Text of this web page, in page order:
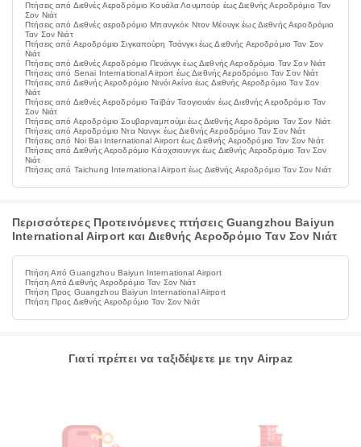
Πτήσεις από Διεθνές Αεροδρόμιο Κουάλα Λουμπούρ έως Διεθνής Αεροδρόμιο Ταν
Σον Νιάτ
Πτήσεις από Διεθνές αεροδρόμιο Μπανγκόκ Ντον Μέουγκ έως Διεθνής Αεροδρόμιο
Ταν Σον Νιάτ
Πτήσεις από Αεροδρόμιο Σιγκαπούρη Τσάνγκι έως Διεθνής Αεροδρόμιο Ταν Σον
Νιάτ
Πτήσεις από Διεθνές Αεροδρόμιο Πενάνγκ έως Διεθνής Αεροδρόμιο Ταν Σον Νιάτ
Πτήσεις από Senai International Airport έως Διεθνής Αεροδρόμιο Ταν Σον Νιάτ
Πτήσεις από Διεθνής Αεροδρόμιο Νινόι Ακίνο έως Διεθνής Αεροδρόμιο Ταν Σον
Νιάτ
Πτήσεις από Διεθνές Αεροδρόμιο Ταϊβάν Ταογιουάν έως Διεθνής Αεροδρόμιο Ταν
Σον Νιάτ
Πτήσεις από Αεροδρόμιο Σουβαρναμπούμι έως Διεθνής Αεροδρόμιο Ταν Σον Νιάτ
Πτήσεις από Αεροδρόμιο Ντα Νανγκ έως Διεθνής Αεροδρόμιο Ταν Σον Νιάτ
Πτήσεις από Noi Bai International Airport έως Διεθνής Αεροδρόμιο Ταν Σον Νιάτ
Πτήσεις από Διεθνής Αεροδρόμιο Κάοχσιουνγκ έως Διεθνής Αεροδρόμιο Ταν Σον
Νιάτ
Πτήσεις από Taichung International Airport έως Διεθνής Αεροδρόμιο Ταν Σον Νιάτ
Περισσότερες Προτεινόμενες πτήσεις Guangzhou Baiyun
International Airport και Διεθνής Αεροδρόμιο Ταν Σον Νιάτ
Πτήση Από Guangzhou Baiyun International Airport
Πτήση Από Διεθνής Αεροδρόμιο Ταν Σον Νιάτ
Πτήση Προς Guangzhou Baiyun International Airport
Πτήση Προς Διεθνής Αεροδρόμιο Ταν Σον Νιάτ
Γιατί πρέπει να ταξιδέψετε με την Airpaz